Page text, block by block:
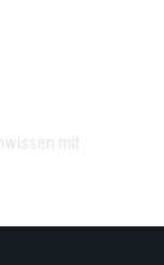
mit